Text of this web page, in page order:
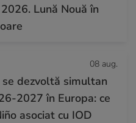
Lună Nouă în
08 aug.
dezvoltă simultan
2027 în Europa: ce
asociat cu IOD